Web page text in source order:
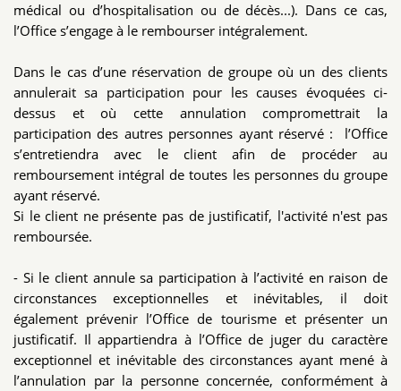
médical ou d’hospitalisation ou de décès...). Dans ce cas,
l’Office s’engage à le rembourser intégralement.
Dans le cas d’une réservation de groupe où un des clients
annulerait sa participation pour les causes évoquées ci-
dessus et où cette annulation compromettrait la
participation des autres personnes ayant réservé : l’Office
s’entretiendra avec le client afin de procéder au
remboursement intégral de toutes les personnes du groupe
ayant réservé.
Si le client ne présente pas de justificatif, l'activité n'est pas
remboursée.
- Si le client annule sa participation à l’activité en raison de
circonstances exceptionnelles et inévitables, il doit
également prévenir l’Office de tourisme et présenter un
justificatif. Il appartiendra à l’Office de juger du caractère
exceptionnel et inévitable des circonstances ayant mené à
l’annulation par la personne concernée, conformément à